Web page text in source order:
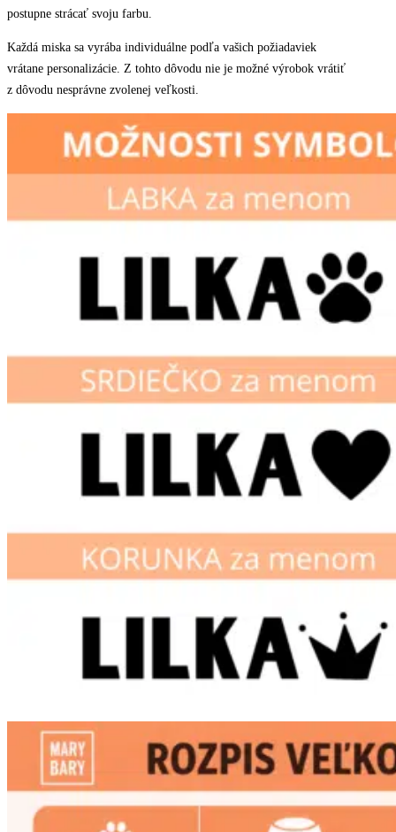
postupne strácať svoju farbu.
Každá miska sa vyrába individuálne podľa vašich požiadaviek
vrátane personalizácie. Z tohto dôvodu nie je možné výrobok vrátiť
z dôvodu nesprávne zvolenej veľkosti.